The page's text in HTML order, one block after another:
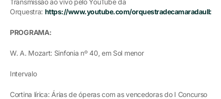
Orquestra: https://www.youtube.com/orquestradecamaradaulbra
PROGRAMA:
W. A. Mozart: Sinfonia nº 40, em Sol menor
Intervalo
Cortina lírica: Árias de óperas com as vencedoras do I Concurso